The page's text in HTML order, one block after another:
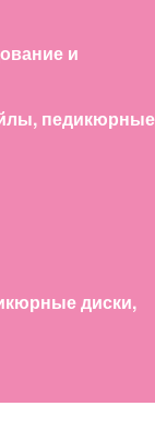
и
педикюрные
диски,